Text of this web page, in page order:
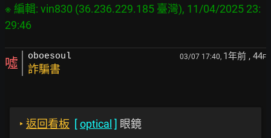
※ 編輯: vin830 (36.236.229.185 臺灣), 11/04/2025 23:
噓 oboesoul 03/07 17:40, 1年前 , 44F
詐騙書
‣ 返回看板 [optical ] 眼鏡